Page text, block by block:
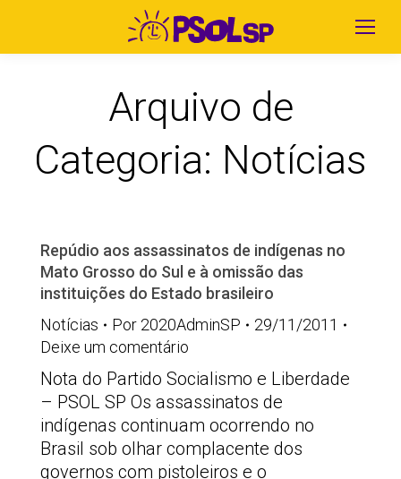
Arquivo de
Categoria: Notícias
Repúdio aos assassinatos de indígenas no
Mato Grosso do Sul e à omissão das
instituições do Estado brasileiro
Notícias
Por 2020AdminSP
29/11/2011
Deixe um comentário
Nota do Partido Socialismo e Liberdade
– PSOL SP Os assassinatos de
indígenas continuam ocorrendo no
Brasil sob olhar complacente dos
governos com pistoleiros e o